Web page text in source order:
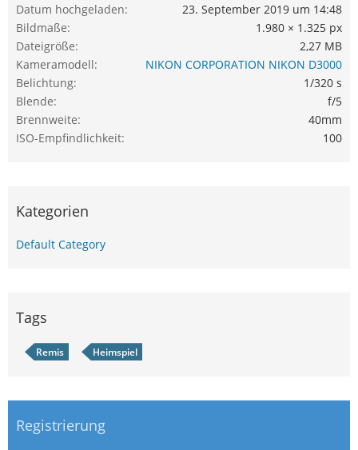
Datum hochgeladen
23. September 2019 um 14:48
Bildmaße
1.980 × 1.325 px
Dateigröße
2,27 MB
Kameramodell
NIKON CORPORATION NIKON D3000
Belichtung
1/320 s
Blende
f/5
Brennweite
40mm
ISO-Empfindlichkeit
100
Kategorien
Default Category
Tags
Remis Heimspiel
Registrierung